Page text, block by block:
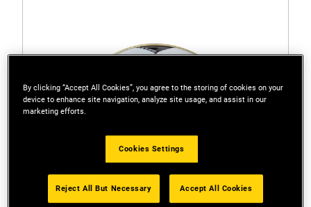
By clicking “Accept All Cookies”, you agree to the storing of cookies on your
device to enhance site navigation, analyze site usage, and assist in our
marketing efforts.
Cookies Settings
Reject All But Necessary Accept All Cookies